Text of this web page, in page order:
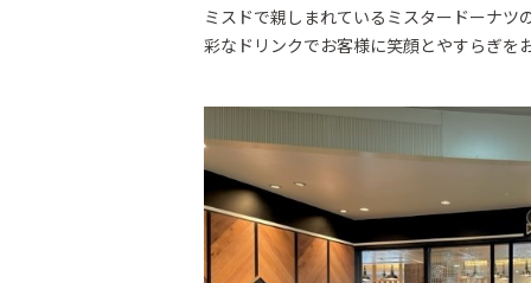
ミスドで親しまれているミスタードーナ
彩なドリンクでお客様に笑顔とやすらぎを